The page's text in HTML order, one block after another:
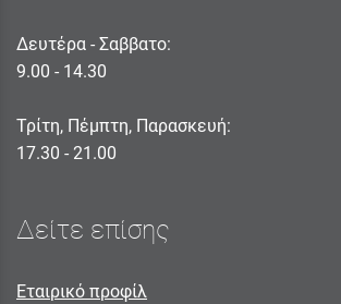
Δευτέρα - Σαββατο:
9.00 - 14.30
Τρίτη, Πέμπτη, Παρασκευή:
17.30 - 21.00
Δείτε επίσης
Εταιρικό προφίλ